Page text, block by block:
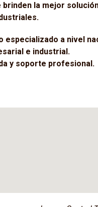
la mejor
especializado a nivel
e industrial.
y soporte profesional.